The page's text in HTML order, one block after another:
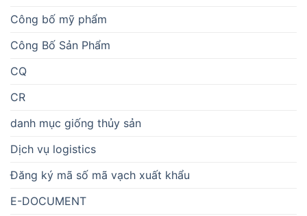
Công bố mỹ phẩm
Công Bố Sản Phẩm
CQ
CR
danh mục giống thủy sản
Dịch vụ logistics
Đăng ký mã số mã vạch xuất khẩu
E-DOCUMENT